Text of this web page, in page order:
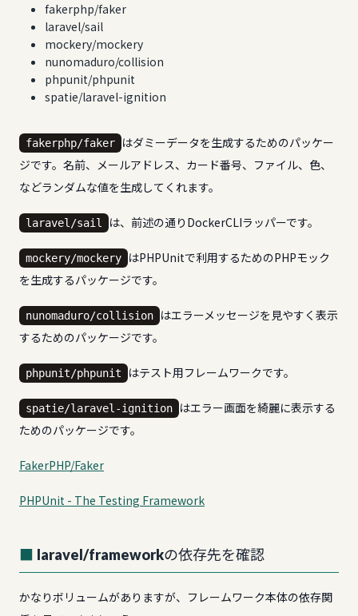
fakerphp/faker
laravel/sail
mockery/mockery
nunomaduro/collision
phpunit/phpunit
spatie/laravel-ignition
fakerphp/faker
はダミーデータを生成するためのパッケー
ジです。名前、メールアドレス、カード番号、ファイル、色、
などランダムな値を生成してくれます。
laravel/sail は、前述の通りDockerCLIラッパーです。
mockery/mockery
はPHPUnitで利用するためのPHPモック
を生成するパッケージです。
nunomaduro/collision
はエラーメッセージを見やすく表示
するためのパッケージです。
phpunit/phpunit はテスト用フレームワークです。
spatie/laravel-ignition
はエラー画面を綺麗に表示する
ためのパッケージです。
FakerPHP/Faker
PHPUnit - The Testing Framework
laravel/frameworkの依存先を確認
かなりボリュームがありますが、フレームワーク本体の依存関